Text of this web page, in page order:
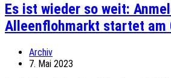
Es ist wieder so weit:
Alleenflohmarkt startet am
Archiv
7. Mai 2023